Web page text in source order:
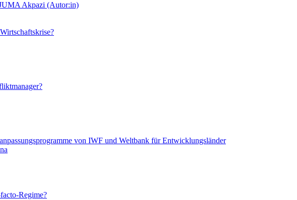
Akpazi (Autor:in)
von IWF und Weltbank für Entwicklungsländer
Regime?